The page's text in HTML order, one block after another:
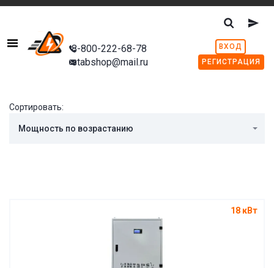
Menu
8-800-222-68-78
stabshop@mail.ru
ВХОД
РЕГИСТРАЦИЯ
Сортировать:
Мощность по возрастанию
18 кВт